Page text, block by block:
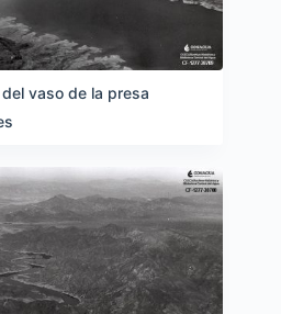
vaso de la presa